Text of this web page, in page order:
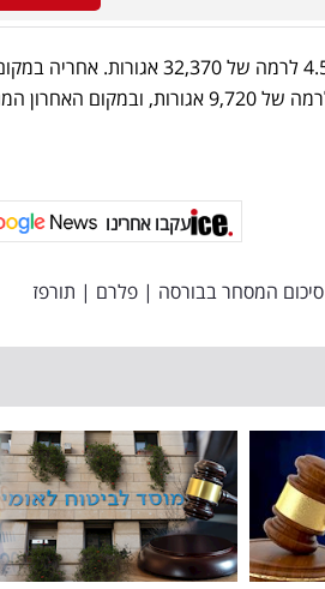
אל המקום השלישי הגיעה המניה של רבוע נדל"ן שיורדת ב-4.51% לרמה של 32,370 אגורות. אחריה
הרביעי המניה של אלקטרה צריכה שיורדת בשיעור של 4.24% לרמה של 9,720 אגורות, ובמקום
עקבו אחרינו
סיכום המסחר בבורסה | פלרם | תורפז